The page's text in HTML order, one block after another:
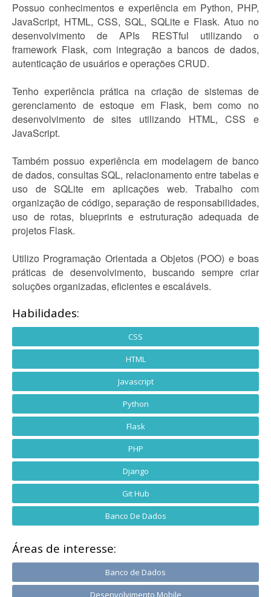
Possuo conhecimentos e experiência em Python, PHP,
JavaScript, HTML, CSS, SQL, SQLite e Flask. Atuo no
desenvolvimento de APIs RESTful utilizando o
framework Flask, com integração a bancos de dados,
autenticação de usuários e operações CRUD.
Tenho experiência prática na criação de sistemas de
gerenciamento de estoque em Flask, bem como no
desenvolvimento de sites utilizando HTML, CSS e
JavaScript.
Também possuo experiência em modelagem de banco
de dados, consultas SQL, relacionamento entre tabelas e
uso de SQLite em aplicações web. Trabalho com
organização de código, separação de responsabilidades,
uso de rotas, blueprints e estruturação adequada de
projetos Flask.
Utilizo Programação Orientada a Objetos (POO) e boas
práticas de desenvolvimento, buscando sempre criar
soluções organizadas, eficientes e escaláveis.
Habilidades:
CSS
HTML
Javascript
Python
Flask
PHP
Django
Git Hub
Banco De Dados
Áreas de interesse:
Banco de Dados
Desenvolvimento Mobile